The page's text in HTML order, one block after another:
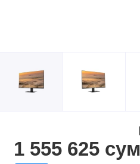
1 555 625 сум